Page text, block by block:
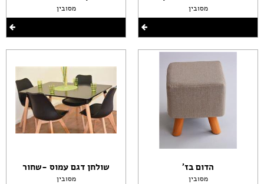
מסובין
הדום בז'
מסובין
מסובין
שולחן דגם עמוס -שחור
מסובין